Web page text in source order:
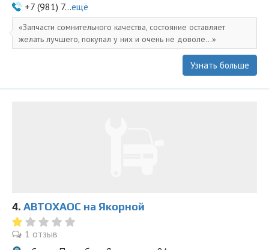
+7 (981) 7...ещё
Запчасти сомнительного качества, состояние оставляет
желать лучшего, покупал у них и очень не доволе...
Узнать больше
4. АВТОХАОС на Якорной
1 отзыв